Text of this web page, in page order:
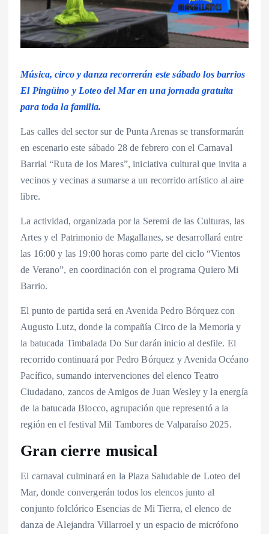
Música, circo y danza recorrerán este sábado los barrios
El Pingüino y Loteo del Mar en una jornada gratuita
para toda la familia.
Las calles del sector sur de Punta Arenas se transformarán
en escenario este sábado 28 de febrero con el Carnaval
Barrial “Ruta de los Mares”, iniciativa cultural que invita a
vecinos y vecinas a sumarse a un recorrido artístico al aire
libre.
La actividad, organizada por la Seremi de las Culturas, las
Artes y el Patrimonio de Magallanes, se desarrollará entre
las 16:00 y las 19:00 horas como parte del ciclo “Vientos
de Verano”, en coordinación con el programa Quiero Mi
Barrio.
El punto de partida será en Avenida Pedro Bórquez con
Augusto Lutz, donde la compañía Circo de la Memoria y
la batucada Timbalada Do Sur darán inicio al desfile. El
recorrido continuará por Pedro Bórquez y Avenida Océano
Pacífico, sumando intervenciones del elenco Teatro
Ciudadano, zancos de Amigos de Juan Wesley y la energía
de la batucada Blocco, agrupación que representó a la
región en el festival Mil Tambores de Valparaíso 2025.
Gran cierre musical
El carnaval culminará en la Plaza Saludable de Loteo del
Mar, donde convergerán todos los elencos junto al
conjunto folclórico Esencias de Mi Tierra, el elenco de
danza de Alejandra Villarroel y un espacio de micrófono